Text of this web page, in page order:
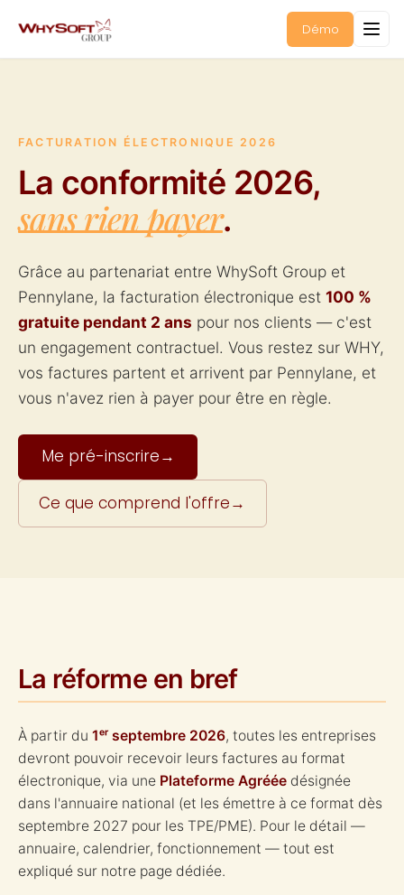
Démo
FACTURATION ÉLECTRONIQUE 2026
La conformité 2026,
sans rien payer.
Grâce au partenariat entre WhySoft Group et
Pennylane, la facturation électronique est 100 %
gratuite pendant 2 ans pour nos clients — c'est
un engagement contractuel. Vous restez sur WHY,
vos factures partent et arrivent par Pennylane, et
vous n'avez rien à payer pour être en règle.
Me pré-inscrire→
Ce que comprend l'offre→
La réforme en bref
À partir du 1ᵉʳ septembre 2026, toutes les entreprises
devront pouvoir recevoir leurs factures au format
électronique, via une Plateforme Agréée désignée
dans l'annuaire national (et les émettre à ce format dès
septembre 2027 pour les TPE/PME). Pour le détail —
annuaire, calendrier, fonctionnement — tout est
expliqué sur notre page dédiée.